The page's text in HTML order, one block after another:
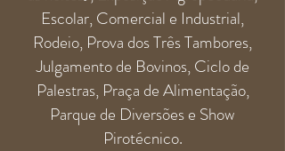
Escolar, Comercial e Industrial,
Rodeio, Prova dos Três Tambores,
Julgamento de Bovinos, Ciclo de
Palestras, Praça de Alimentação,
Parque de Diversões e Show
Pirotécnico.